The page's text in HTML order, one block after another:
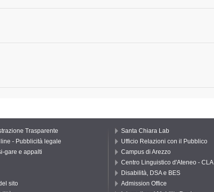
Trasparente
- Pubblicità legale
gare e appalti
sito
Santa Chiara Lab
Ufficio Relazioni con il Pubblico
Campus di Arezzo
Centro Linguistico d'Ateneo - CLA
Disabilità, DSA e BES
Admission Office